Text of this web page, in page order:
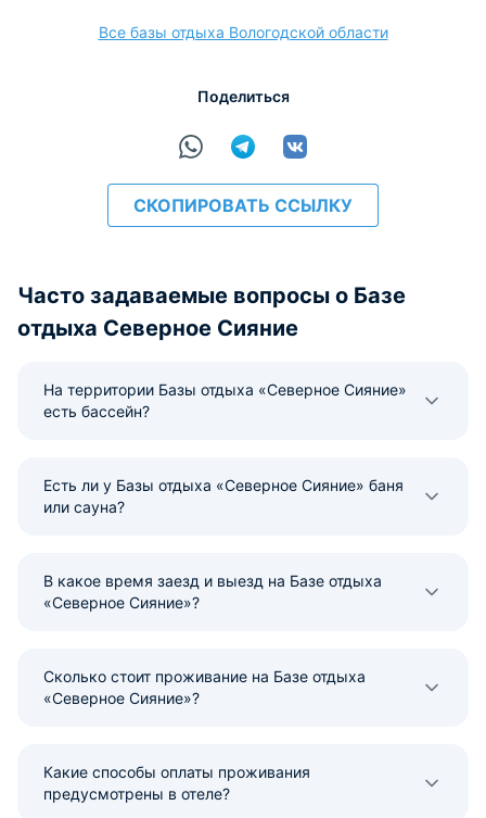
расчёт
Все базы отдыха Вологодской области
Поделиться
СКОПИРОВАТЬ ССЫЛКУ
Часто задаваемые вопросы о Базе
отдыха Северное Сияние
На территории Базы отдыха «Северное Сияние»
есть бассейн?
Есть ли у Базы отдыха «Северное Сияние» баня
или сауна?
В какое время заезд и выезд на Базе отдыха
«Северное Сияние»?
Сколько стоит проживание на Базе отдыха
«Северное Сияние»?
Какие способы оплаты проживания
предусмотрены в отеле?